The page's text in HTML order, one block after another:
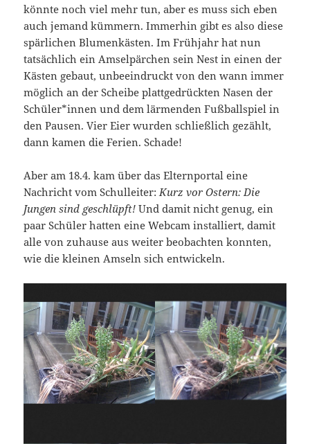
könnte noch viel mehr tun, aber es muss sich eben
auch jemand kümmern. Immerhin gibt es also diese
spärlichen Blumenkästen. Im Frühjahr hat nun
tatsächlich ein Amselpärchen sein Nest in einen der
Kästen gebaut, unbeeindruckt von den wann immer
möglich an der Scheibe plattgedrückten Nasen der
Schüler*innen und dem lärmenden Fußballspiel in
den Pausen. Vier Eier wurden schließlich gezählt,
dann kamen die Ferien. Schade!
Aber am 18.4. kam über das Elternportal eine
Nachricht vom Schulleiter: Kurz vor Ostern: Die
Jungen sind geschlüpft! Und damit nicht genug, ein
paar Schüler hatten eine Webcam installiert, damit
alle von zuhause aus weiter beobachten konnten,
wie die kleinen Amseln sich entwickeln.